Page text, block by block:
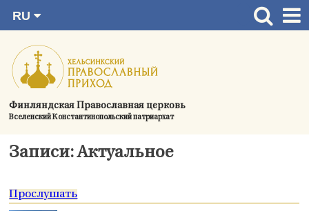
содержимому
Финляндская Православная церковь
Вселенский Константинопольский патриархат
RU
SV
EN
UA
Главная страница
Актуальное
Україна
О приходе
Записи: Актуальное
Прослушать